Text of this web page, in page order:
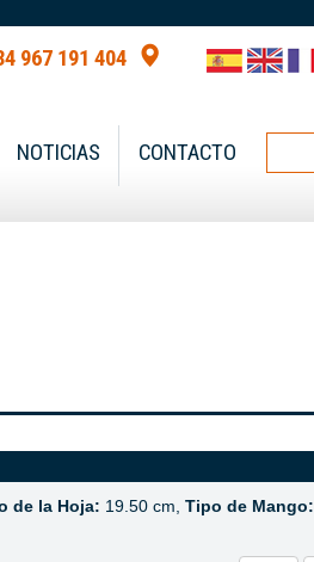
967 191 404
NOTICIAS CONTACTO
de la Hoja: 19.50 cm, Tipo de Mango: